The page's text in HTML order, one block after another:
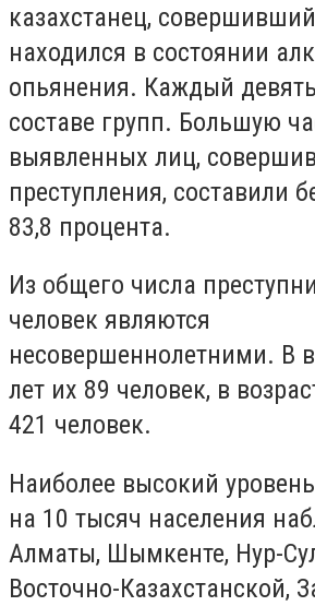
казахстанец,
находился в состоянии
опьянения. Каждый
составе групп. Большую
выявленных лиц,
преступления, составили
83,8 процента.
Из общего числа
человек являются
несовершеннолетними. В
лет их 89 человек, в
421 человек.
Наиболее высокий
на 10 тысяч населения
Алматы, Шымкенте, Нур-
Восточно-Казахстанской,